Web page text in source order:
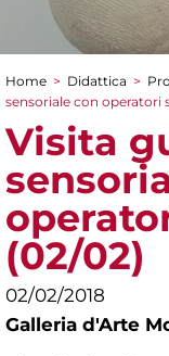
Tu sei qui
Home > Didattica >
sensoriale con operatori
Visita
(02/02)
02/02/2018
Galleria d'Arte